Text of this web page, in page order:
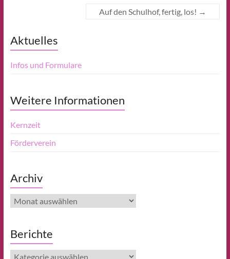
Auf den Schulhof, fertig, los! →
Aktuelles
Infos und Formulare
Weitere Informationen
Kernzeit
Förderverein
Archiv
Archiv
Berichte
Berichte